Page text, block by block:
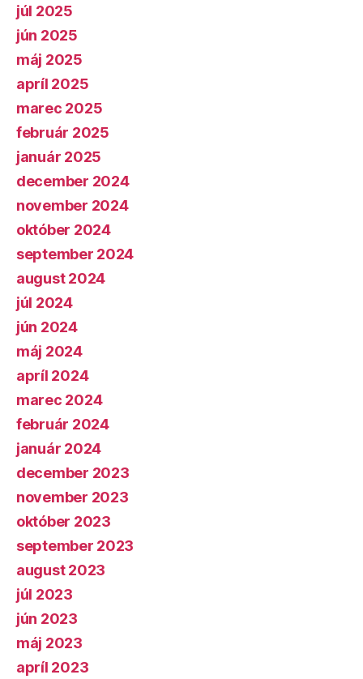
júl 2025
jún 2025
máj 2025
apríl 2025
marec 2025
február 2025
január 2025
december 2024
november 2024
október 2024
september 2024
august 2024
júl 2024
jún 2024
máj 2024
apríl 2024
marec 2024
február 2024
január 2024
december 2023
november 2023
október 2023
september 2023
august 2023
júl 2023
jún 2023
máj 2023
apríl 2023